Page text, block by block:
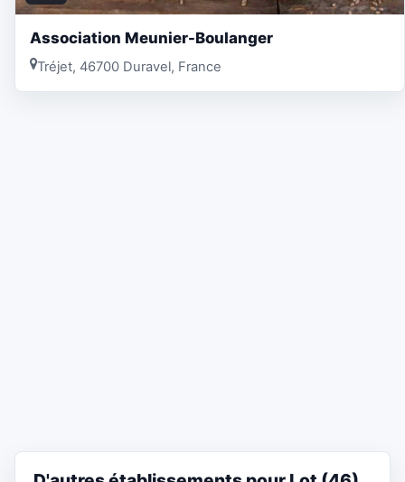
Association Meunier-Boulanger
Tréjet, 46700 Duravel, France